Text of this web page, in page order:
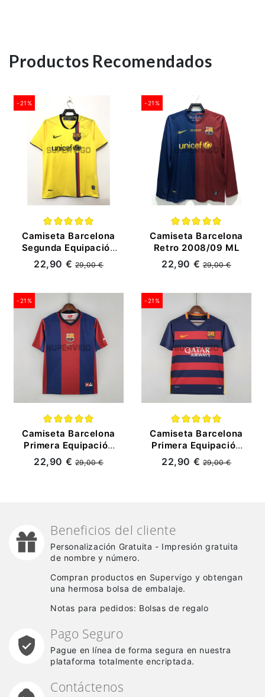
Productos Recomendados
-21%
(6)
Camiseta Barcelona
Segunda Equipación
Retro 08/09
22,90 €29,00 €
-21%
(9)
Camiseta Barcelona
Retro 2008/09 ML
22,90 €29,00 €
-21%
(10)
Camiseta Barcelona
Primera Equipación
Retro 98/99
22,90 €29,00 €
-21%
(7)
Camiseta Barcelona
Primera Equipación
Retro 15/16
22,90 €29,00 €
Beneficios del cliente
Personalización Gratuita - Impresión gratuita
de nombre y número.
Compran productos en Supervigo y obtengan
una hermosa bolsa de embalaje.
Notas para pedidos: Bolsas de regalo
Pago Seguro
Pague en línea de forma segura en nuestra
plataforma totalmente encriptada.
Contáctenos